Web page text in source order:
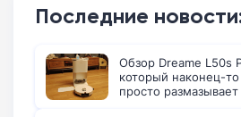
Последние
Обзор Dreame L50s
который наконец-
просто размазывает